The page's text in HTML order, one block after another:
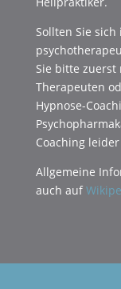
Sollten Sie
Sie bitte
Therapeuten
Hypnose-
Coaching
Allgemeine
auch auf